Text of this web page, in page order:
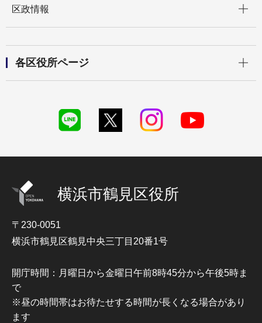
区政情報
各区役所ページ
横浜市鶴見区役所
〒230-0051
横浜市鶴見区鶴見中央三丁目20番1号
開庁時間：月曜日から金曜日午前8時45分から午後5時ま
で
※昼の時間帯はお待たせする時間が長くなる場合があり
ます